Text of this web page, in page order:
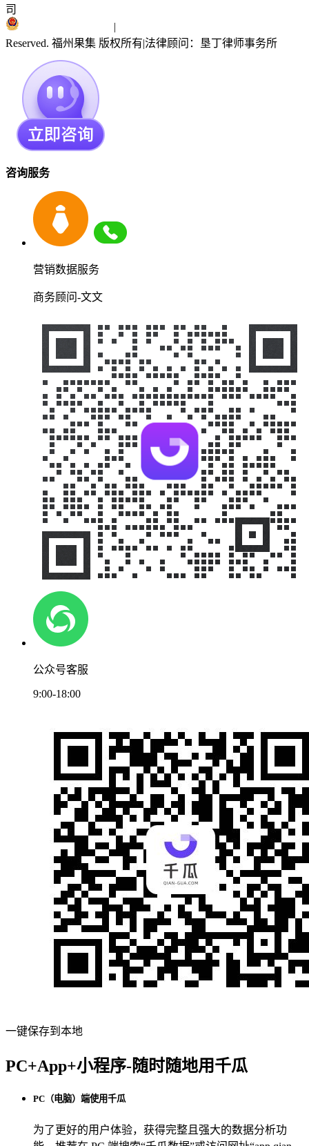
司
|
Reserved. 福州果集 版权所有|法律顾问：垦丁律师事务所
咨询服务
营销数据服务
商务顾问-文文
公众号客服
9:00-18:00
一键保存到本地
PC+App+小程序-随时随地用千瓜
PC（电脑）端使用千瓜
为了更好的用户体验，获得完整且强大的数据分析功